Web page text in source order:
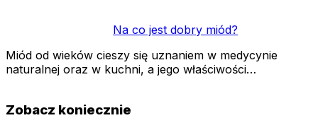
Na co jest dobry miód?
Miód od wieków cieszy się uznaniem w medycynie
naturalnej oraz w kuchni, a jego właściwości…
Zobacz koniecznie